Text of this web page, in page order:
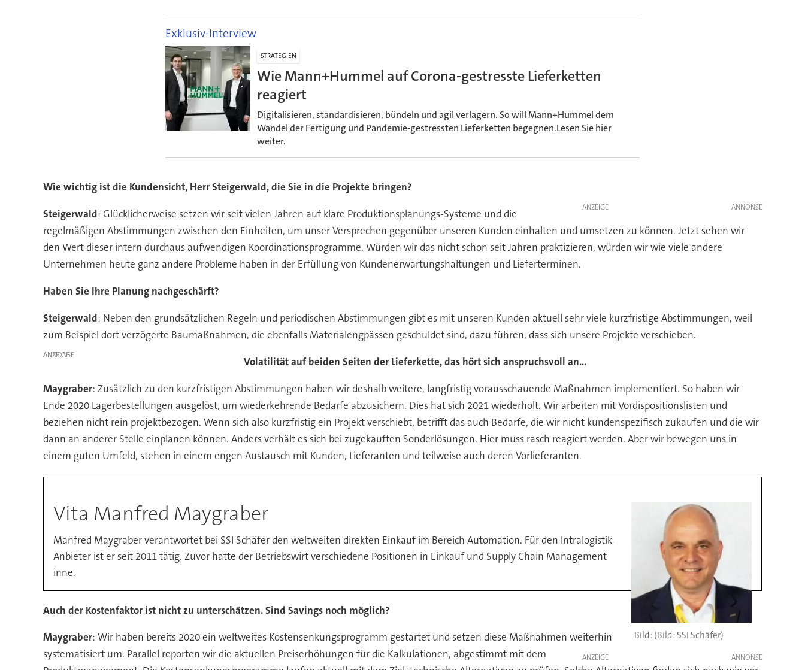
Exklusiv-Interview
STRATEGIEN
Wie Mann+Hummel auf Corona-gestresste Lieferketten
reagiert
Digitalisieren, standardisieren, bündeln und agil verlagern. So will Mann+Hummel dem
Wandel der Fertigung und Pandemie-gestressten Lieferketten begegnen.Lesen Sie hier
weiter.
Wie wichtig ist die Kundensicht, Herr Steigerwald, die Sie in die Projekte bringen?
ANZEIGE
Steigerwald: Glücklicherweise setzen wir seit vielen Jahren auf klare Produktionsplanungs-Systeme und die
regelmäßigen Abstimmungen zwischen den Einheiten, um unser Versprechen gegenüber unseren Kunden einhalten und umsetzen zu können. Jetzt sehen wir
den Wert dieser intern durchaus aufwendigen Koordinationsprogramme. Würden wir das nicht schon seit Jahren praktizieren, würden wir wie viele andere
Unternehmen heute ganz andere Probleme haben in der Erfüllung von Kundenerwartungshaltungen und Lieferterminen.
Haben Sie Ihre Planung nachgeschärft?
Steigerwald: Neben den grundsätzlichen Regeln und periodischen Abstimmungen gibt es mit unseren Kunden aktuell sehr viele kurzfristige Abstimmungen, weil
zum Beispiel dort verzögerte Baumaßnahmen, die ebenfalls Materialengpässen geschuldet sind, dazu führen, dass sich unsere Projekte verschieben.
ANZEIGE Volatilität auf beiden Seiten der Lieferkette, das hört sich anspruchsvoll an...
Maygraber: Zusätzlich zu den kurzfristigen Abstimmungen haben wir deshalb weitere, langfristig vorausschauende Maßnahmen implementiert. So haben wir
Ende 2020 Lagerbestellungen ausgelöst, um wiederkehrende Bedarfe abzusichern. Dies hat sich 2021 wiederholt. Wir arbeiten mit Vordispositionslisten und
beziehen nicht rein projektbezogen. Wenn sich also kurzfristig ein Projekt verschiebt, betrifft das auch Bedarfe, die wir nicht kundenspezifisch zukaufen und die wir
dann an anderer Stelle einplanen können. Anders verhält es sich bei zugekauften Sonderlösungen. Hier muss rasch reagiert werden. Aber wir bewegen uns in
einem guten Umfeld, stehen in einem engen Austausch mit Kunden, Lieferanten und teilweise auch deren Vorlieferanten.
(Bild: SSI Schäfer)
Vita Manfred Maygraber
Manfred Maygraber verantwortet bei SSI Schäfer den weltweiten direkten Einkauf im Bereich Automation. Für den Intralogistik-
Anbieter ist er seit 2011 tätig. Zuvor hatte der Betriebswirt verschiedene Positionen in Einkauf und Supply Chain Management
inne.
Auch der Kostenfaktor ist nicht zu unterschätzen. Sind Savings noch möglich?
ANZEIGE
Maygraber: Wir haben bereits 2020 ein weltweites Kostensenkungsprogramm gestartet und setzen diese Maßnahmen weiterhin
systematisiert um. Parallel reporten wir die aktuellen Preiserhöhungen für die Kalkulationen, abgestimmt mit dem